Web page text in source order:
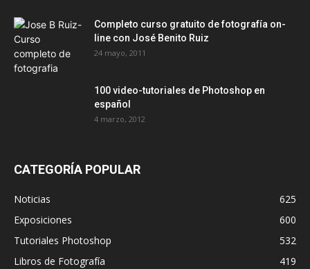
Completo curso gratuito de fotografía on-
line con José Benito Ruiz
24 mayo, 2011
100 video-tutoriales de Photoshop en
español
4 marzo, 2012
CATEGORÍA POPULAR
Noticias
625
Exposiciones
600
Tutoriales Photoshop
532
Libros de Fotografía
419